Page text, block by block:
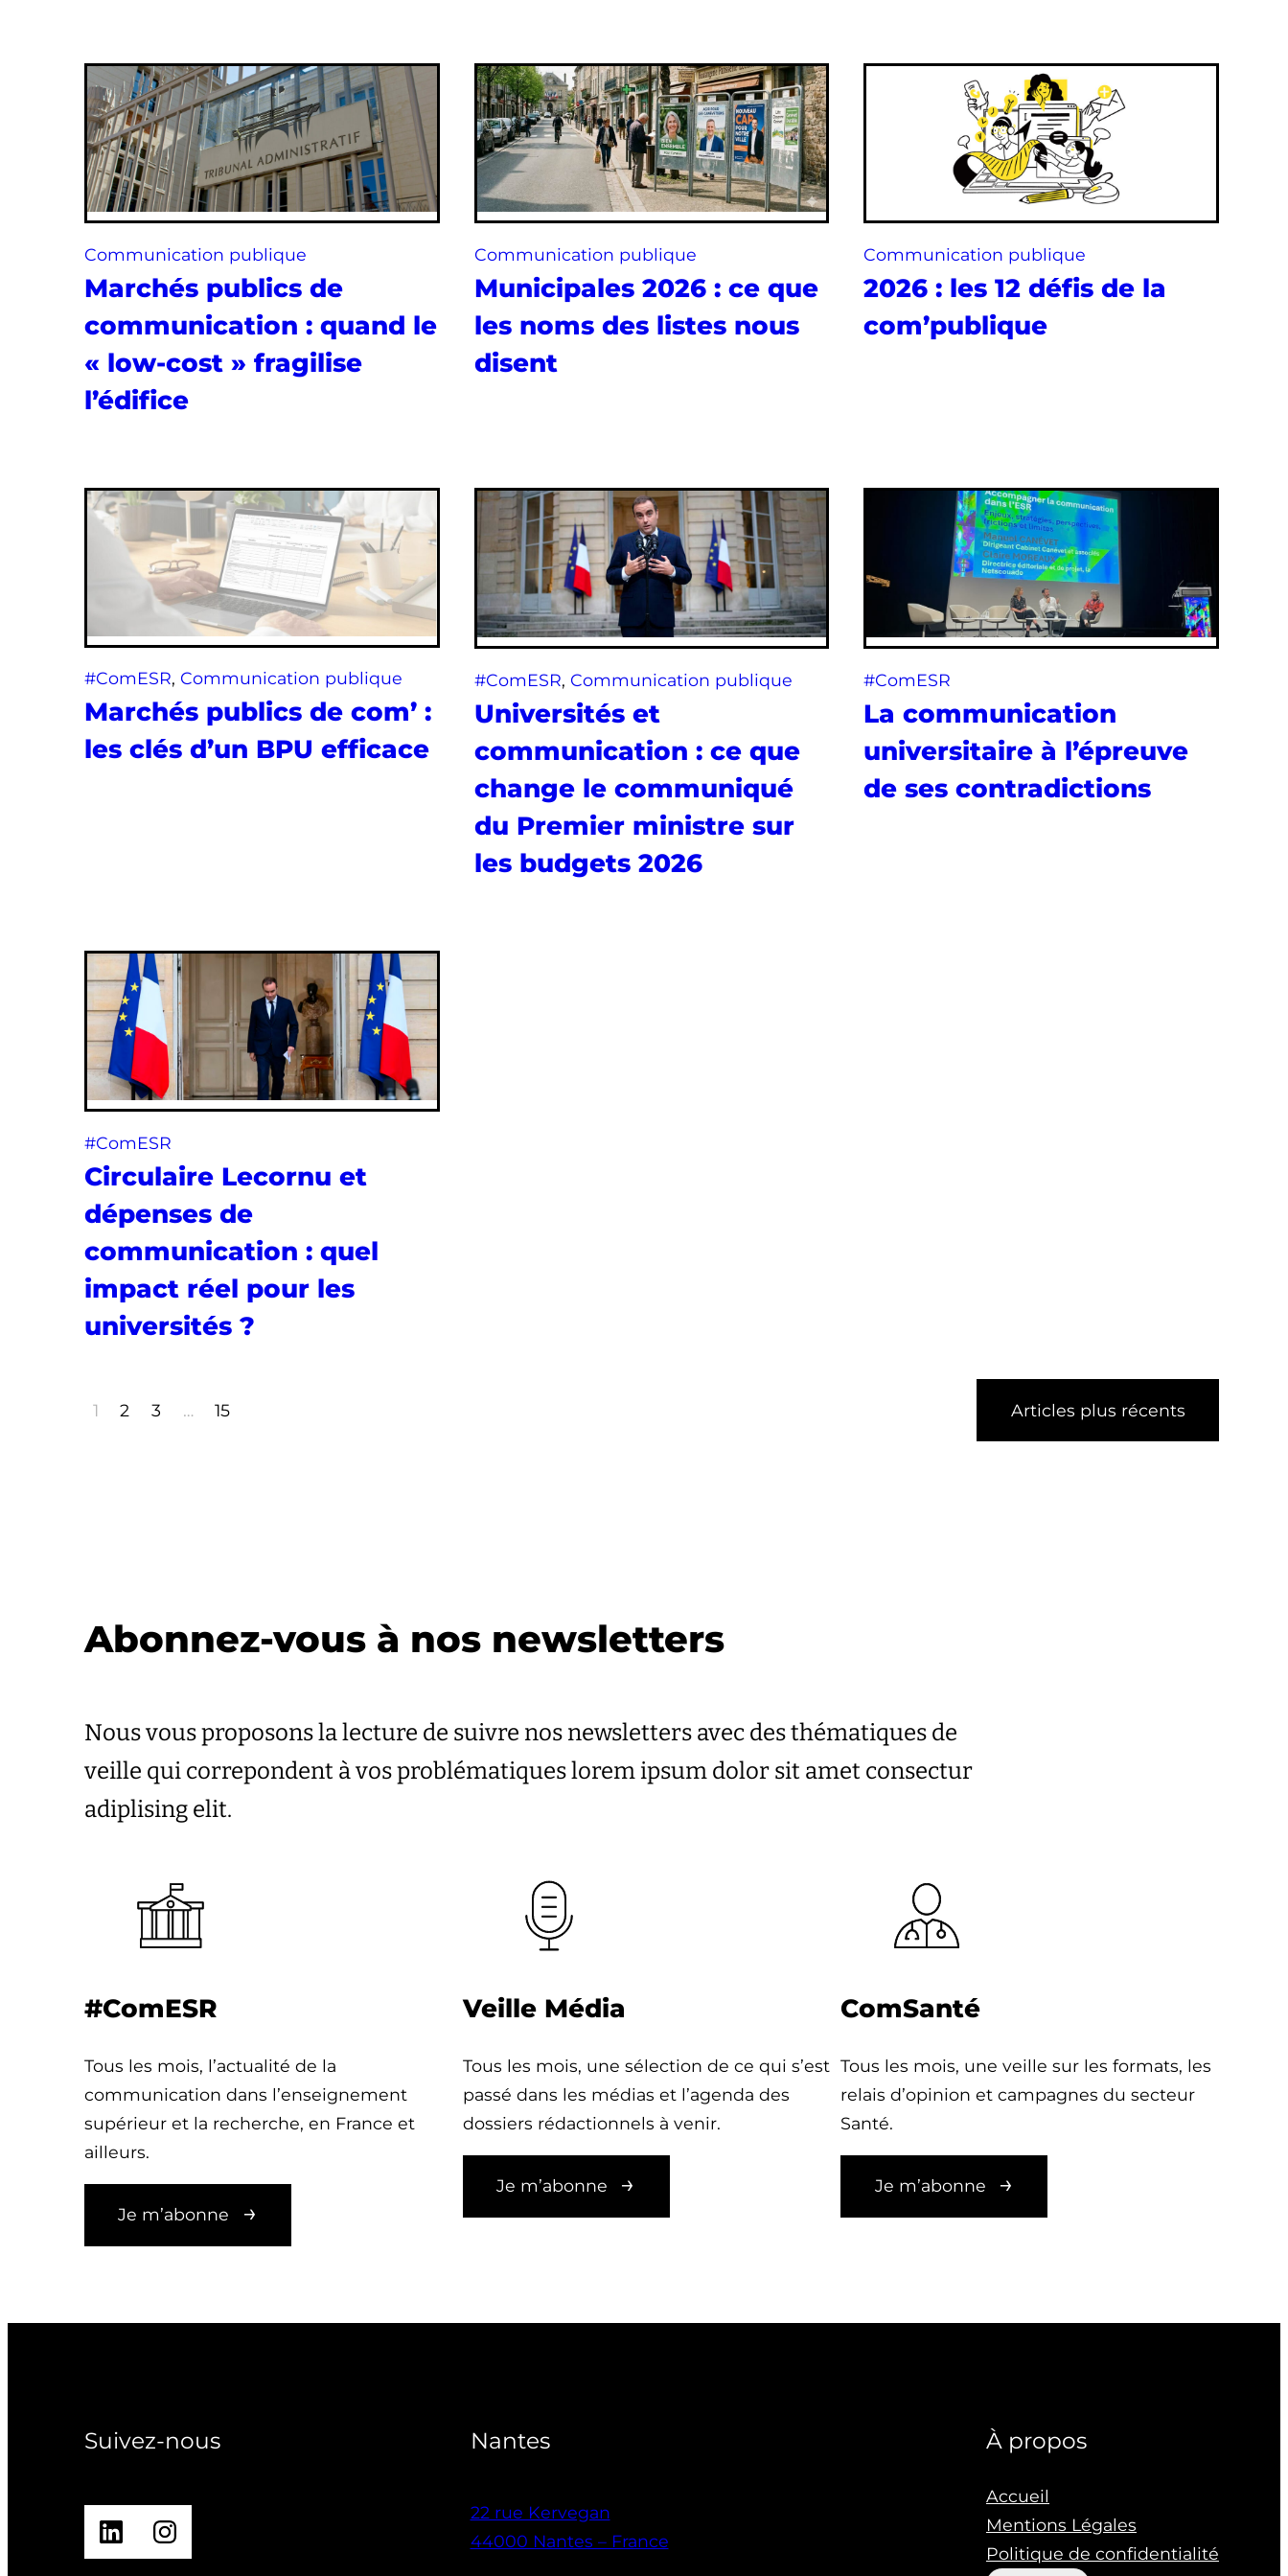
Communication publique
Marchés publics de
communication : quand le
« low-cost » fragilise
l’édifice
Communication publique
Municipales 2026 : ce que
les noms des listes nous
disent
Communication publique
2026 : les 12 défis de la
com’publique
#ComESR, Communication publique
Marchés publics de com’ :
les clés d’un BPU efficace
#ComESR, Communication publique
Universités et
communication : ce que
change le communiqué
du Premier ministre sur
les budgets 2026
#ComESR
La communication
universitaire à l’épreuve
de ses contradictions
#ComESR
Circulaire Lecornu et
dépenses de
communication : quel
impact réel pour les
universités ?
1 2 3 … 15 Articles plus récents
Abonnez-vous à nos newsletters
Nous vous proposons la lecture de suivre nos newsletters avec des thématiques de
veille qui correpondent à vos problématiques lorem ipsum dolor sit amet consectur
adiplising elit.
#ComESR
Tous les mois, l’actualité de la
communication dans l’enseignement
supérieur et la recherche, en France et
ailleurs.
Je m’abonne
Veille Média
Tous les mois, une sélection de ce qui s’est
passé dans les médias et l’agenda des
dossiers rédactionnels à venir.
Je m’abonne
ComSanté
Tous les mois, une veille sur les formats, les
relais d’opinion et campagnes du secteur
Santé.
Je m’abonne
Suivez-nous
LinkedInInstagram
Nantes
22 rue Kervegan
44000 Nantes – France
À propos
Accueil
Mentions Légales
Politique de confidentialité